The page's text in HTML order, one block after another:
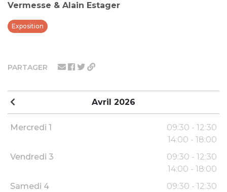
PARTAGER
Avril 2026
Mercredi 1
09:30 - 12:30
14:00 - 18:00
Vendredi 3
09:30 - 12:30
14:00 - 18:00
Samedi 4
09:30 - 12:30
Vermesse & Alain Estager
Exposition